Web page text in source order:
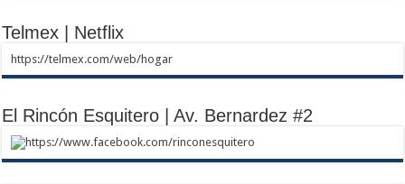
Telmex | Netflix
https://telmex.com/web/hogar
El Rincón Esquitero | Av. Bernardez #2
https://www.facebook.com/rinconesquitero